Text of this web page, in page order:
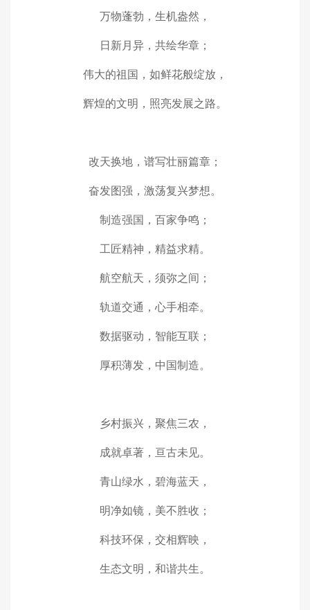
万物蓬勃，生机盎然，
日新月异，共绘华章；
伟大的祖国，如鲜花般绽放，
辉煌的文明，照亮发展之路。
改天换地，谱写壮丽篇章；
奋发图强，激荡复兴梦想。
制造强国，百家争鸣；
工匠精神，精益求精。
航空航天，须弥之间；
轨道交通，心手相牵。
数据驱动，智能互联；
厚积薄发，中国制造。
乡村振兴，聚焦三农，
成就卓著，亘古未见。
青山绿水，碧海蓝天，
明净如镜，美不胜收；
科技环保，交相辉映，
生态文明，和谐共生。